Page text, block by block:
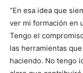
“En esa idea que
ver mi formación en
Tengo el
las herramientas
haciendo. No tengo